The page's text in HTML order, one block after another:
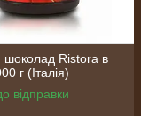
шоколад Ristora в
г (Італія)
відправки